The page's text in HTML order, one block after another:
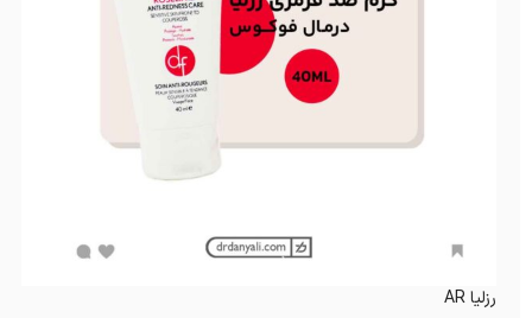
رزلیا AR